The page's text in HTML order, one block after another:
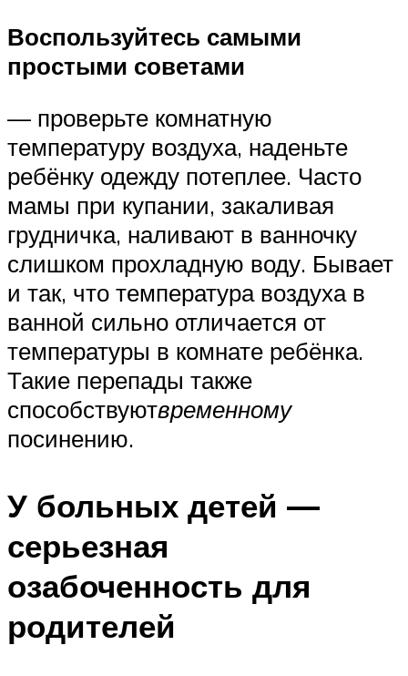
Воспользуйтесь самыми
простыми советами
— проверьте комнатную
температуру воздуха, наденьте
ребёнку одежду потеплее. Часто
мамы при купании, закаливая
грудничка, наливают в ванночку
слишком прохладную воду. Бывает
и так, что температура воздуха в
ванной сильно отличается от
температуры в комнате ребёнка.
Такие перепады также
способствуютвременному
посинению.
У больных детей —
серьезная
озабоченность для
родителей